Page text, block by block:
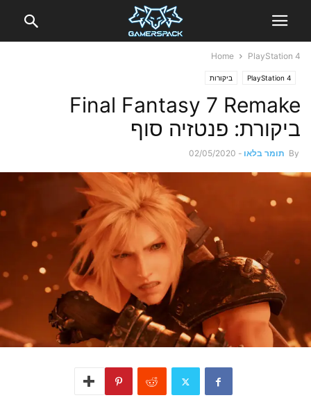
Home PlayStation 4
PlayStation 4 ביקורות
Final Fantasy 7 Remake
ביקורת: פנטזיה סוף
By תומר בלאו -
02/05/2020